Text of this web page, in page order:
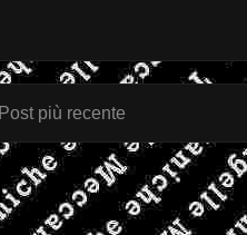
Post più recente